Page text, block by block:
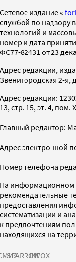
Cетевое издание «
службой по надзору
технологий и
номер и дата
ФС77-82431 от 23
Адрес редакции,
Звенигородская 2-я,
Адрес редакции:
13, стр. 15, эт. 4, пом.
Главный редактор:
Адрес электронной
Номер телефона
На информационном
рекомендательные
предоставления
систематизации и
к предпочтениям
находящихся на
SPARROWINFOX